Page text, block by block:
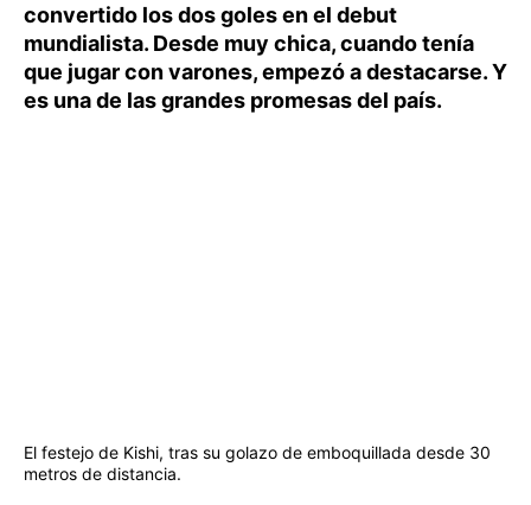
convertido los dos goles en el debut
mundialista. Desde muy chica, cuando tenía
que jugar con varones, empezó a destacarse. Y
es una de las grandes promesas del país.
El festejo de Kishi, tras su golazo de emboquillada desde 30
metros de distancia.